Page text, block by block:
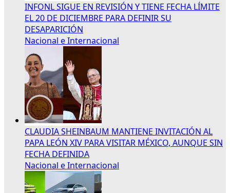
INFONL SIGUE EN REVISIÓN Y TIENE FECHA LÍMITE
EL 20 DE DICIEMBRE PARA DEFINIR SU
DESAPARICIÓN
Nacional e Internacional
CLAUDIA SHEINBAUM MANTIENE INVITACIÓN AL
PAPA LEÓN XIV PARA VISITAR MÉXICO, AUNQUE SIN
FECHA DEFINIDA
Nacional e Internacional